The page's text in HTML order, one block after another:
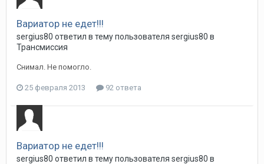
Вариатор не едет!!!
sergius80 ответил в тему пользователя sergius80 в
Трансмиссия
Снимал. Не помогло.
25 февраля 2013 92 ответа
Вариатор не едет!!!
sergius80 ответил в тему пользователя sergius80 в